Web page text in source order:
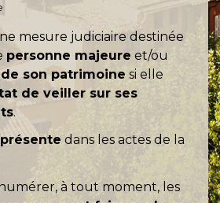
mesure judiciaire destinée
personne majeure et/ou
son patrimoine si elle
de veiller sur ses
.
dans les actes de la
à tout moment, les